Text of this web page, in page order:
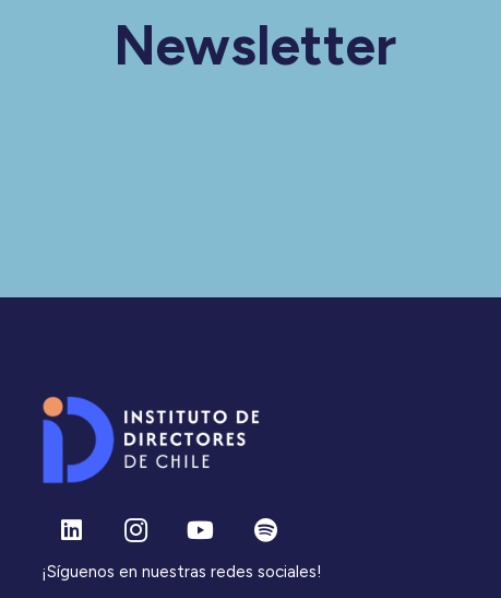
Newsletter
¡Síguenos en nuestras redes sociales!